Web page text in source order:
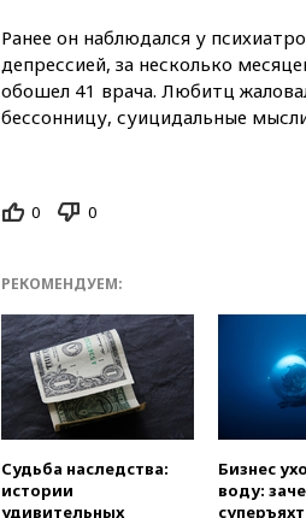
Ранее он наблюдался у
депрессией, за несколько
обошел 41 врача. Любитц
бессонницу, суицидальные
0 0
РЕКОМЕНДУЕМ:
Судьба наследства:
истории
удивительных
Бизнес
воду: